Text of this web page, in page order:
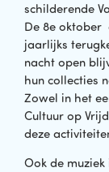
schilderende
De 8e oktober
jaarlijks
nacht open
hun collecties
Zowel in het
Cultuur op
deze
Ook de